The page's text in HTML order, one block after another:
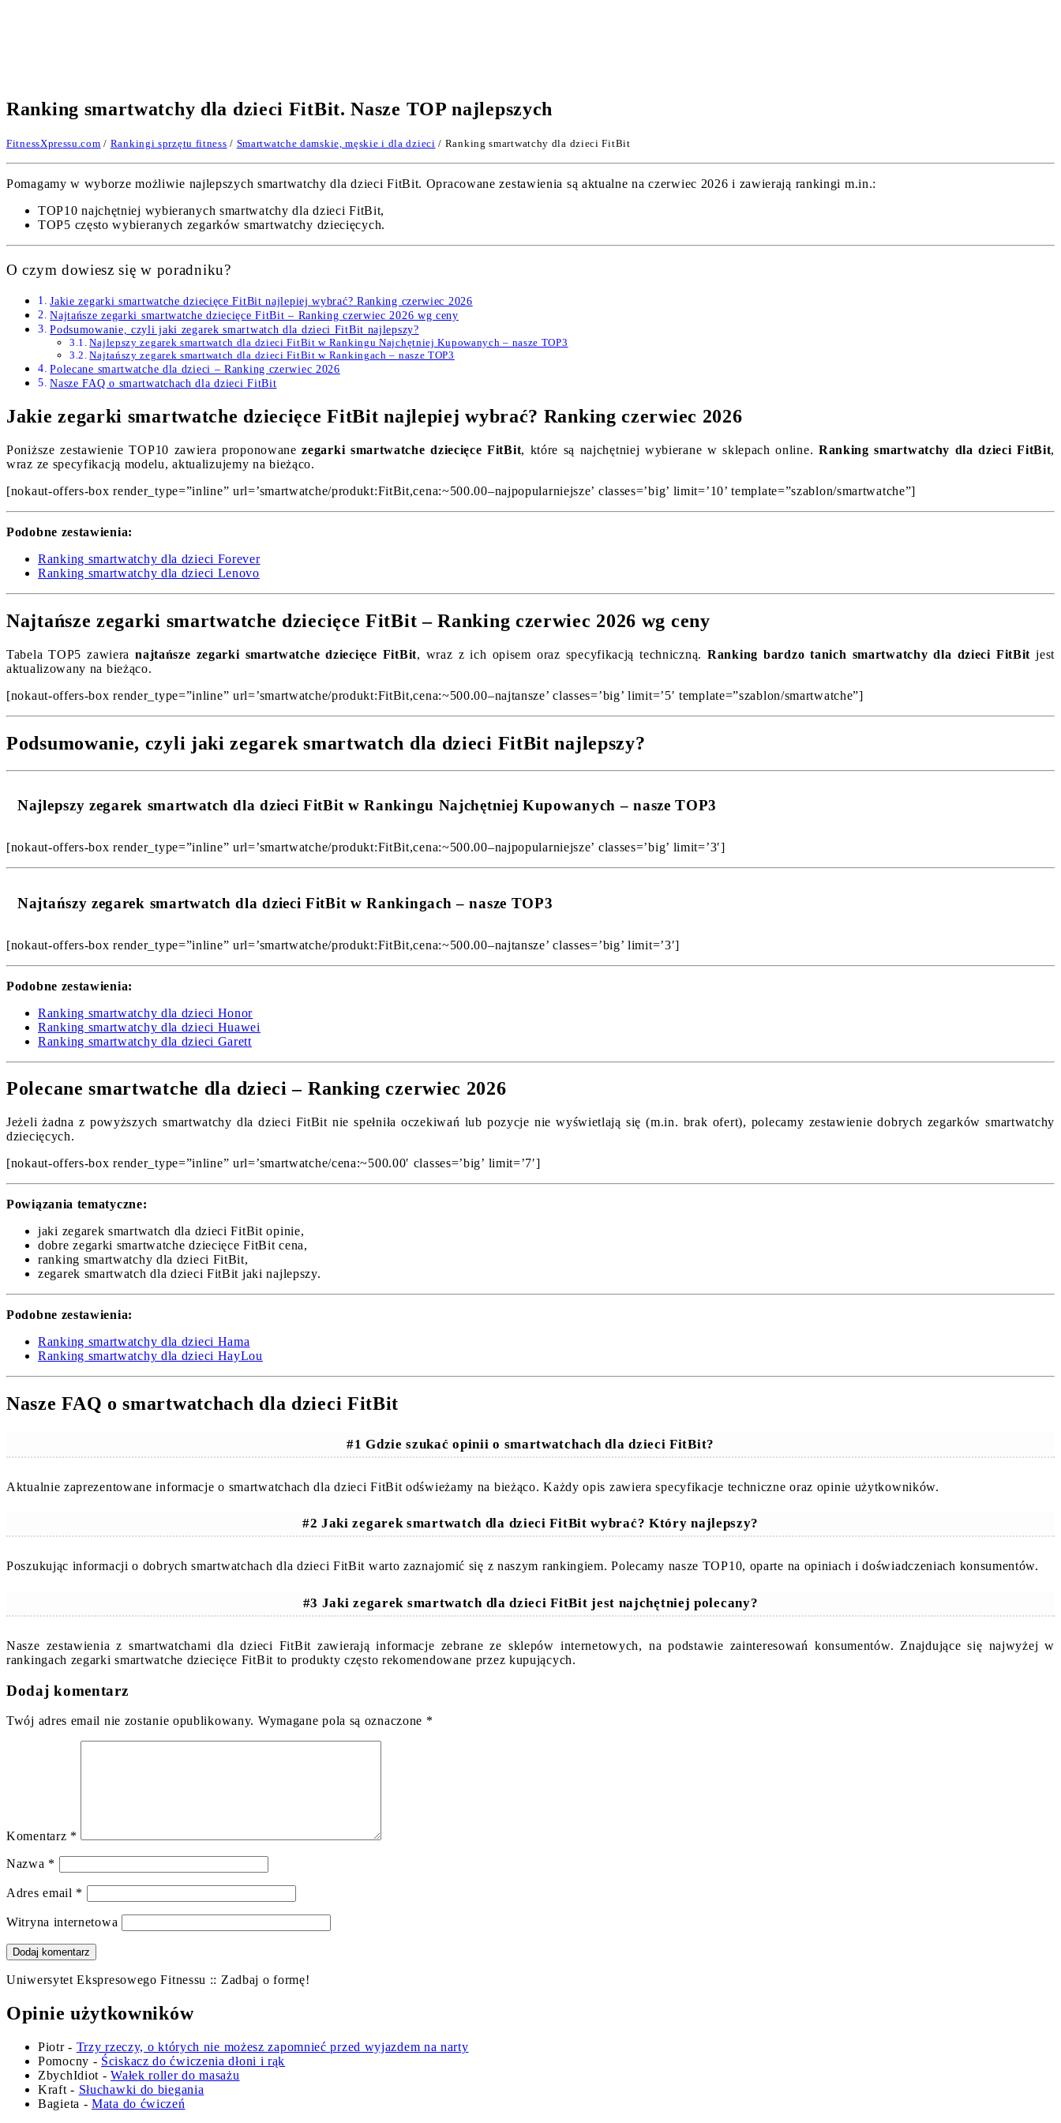
Ranking smartwatchy dla dzieci FitBit. Nasze TOP najlepszych
FitnessXpressu.com / Rankingi sprzętu fitness / Smartwatche damskie, męskie i dla dzieci / Ranking smartwatchy dla dzieci FitBit
Pomagamy w wyborze możliwie najlepszych smartwatchy dla dzieci FitBit. Opracowane zestawienia są aktualne na czerwiec 2026 i zawierają rankingi m.in.:
TOP10 najchętniej wybieranych smartwatchy dla dzieci FitBit,
TOP5 często wybieranych zegarków smartwatchy dziecięcych.
O czym dowiesz się w poradniku?
Jakie zegarki smartwatche dziecięce FitBit najlepiej wybrać? Ranking czerwiec 2026
Najtańsze zegarki smartwatche dziecięce FitBit – Ranking czerwiec 2026 wg ceny
Podsumowanie, czyli jaki zegarek smartwatch dla dzieci FitBit najlepszy?
Najlepszy zegarek smartwatch dla dzieci FitBit w Rankingu Najchętniej Kupowanych – nasze TOP3
Najtańszy zegarek smartwatch dla dzieci FitBit w Rankingach – nasze TOP3
Polecane smartwatche dla dzieci – Ranking czerwiec 2026
Nasze FAQ o smartwatchach dla dzieci FitBit
Jakie zegarki smartwatche dziecięce FitBit najlepiej wybrać? Ranking czerwiec 2026
Poniższe zestawienie TOP10 zawiera proponowanezegarki smartwatche dziecięce FitBit, które są najchętniej wybierane w sklepach online. Ranking smartwatchy dla dzieci FitBit,
wraz ze specyfikacją modelu, aktualizujemy na bieżąco.
[nokaut-offers-box render_type=”inline” url=’smartwatche/produkt:FitBit,cena:~500.00–najpopularniejsze’ classes=’big’ limit=’10’ template=”szablon/smartwatche”]
Podobne zestawienia:
Ranking smartwatchy dla dzieci Forever
Ranking smartwatchy dla dzieci Lenovo
Najtańsze zegarki smartwatche dziecięce FitBit – Ranking czerwiec 2026 wg ceny
Tabela TOP5 zawieranajtańsze zegarki smartwatche dziecięce FitBit, wraz z ich opisem oraz specyfikacją techniczną.Ranking bardzo tanich smartwatchy dla dzieci FitBit jest
aktualizowany na bieżąco.
[nokaut-offers-box render_type=”inline” url=’smartwatche/produkt:FitBit,cena:~500.00–najtansze’ classes=’big’ limit=’5′ template=”szablon/smartwatche”]
Podsumowanie, czyli jaki zegarek smartwatch dla dzieci FitBit najlepszy?
Najlepszy zegarek smartwatch dla dzieci FitBit w Rankingu Najchętniej Kupowanych – nasze TOP3
[nokaut-offers-box render_type=”inline” url=’smartwatche/produkt:FitBit,cena:~500.00–najpopularniejsze’ classes=’big’ limit=’3′]
Najtańszy zegarek smartwatch dla dzieci FitBit w Rankingach – nasze TOP3
[nokaut-offers-box render_type=”inline” url=’smartwatche/produkt:FitBit,cena:~500.00–najtansze’ classes=’big’ limit=’3′]
Podobne zestawienia:
Ranking smartwatchy dla dzieci Honor
Ranking smartwatchy dla dzieci Huawei
Ranking smartwatchy dla dzieci Garett
Polecane smartwatche dla dzieci – Ranking czerwiec 2026
Jeżeli żadna z powyższych smartwatchy dla dzieci FitBit nie spełniła oczekiwań lub pozycje nie wyświetlają się (m.in. brak ofert), polecamy zestawienie dobrych zegarków smartwatchy
dziecięcych.
[nokaut-offers-box render_type=”inline” url=’smartwatche/cena:~500.00′ classes=’big’ limit=’7′]
Powiązania tematyczne:
jaki zegarek smartwatch dla dzieci FitBit opinie,
dobre zegarki smartwatche dziecięce FitBit cena,
ranking smartwatchy dla dzieci FitBit,
zegarek smartwatch dla dzieci FitBit jaki najlepszy.
Podobne zestawienia:
Ranking smartwatchy dla dzieci Hama
Ranking smartwatchy dla dzieci HayLou
Nasze FAQ o smartwatchach dla dzieci FitBit
#1 Gdzie szukać opinii o smartwatchach dla dzieci FitBit?
Aktualnie zaprezentowane informacje o smartwatchach dla dzieci FitBit odświeżamy na bieżąco. Każdy opis zawiera specyfikacje techniczne oraz opinie użytkowników.
#2 Jaki zegarek smartwatch dla dzieci FitBit wybrać? Który najlepszy?
Poszukując informacji o dobrych smartwatchach dla dzieci FitBit warto zaznajomić się z naszym rankingiem. Polecamy nasze TOP10, oparte na opiniach i doświadczeniach konsumentów.
#3 Jaki zegarek smartwatch dla dzieci FitBit jest najchętniej polecany?
Nasze zestawienia z smartwatchami dla dzieci FitBit zawierają informacje zebrane ze sklepów internetowych, na podstawie zainteresowań konsumentów. Znajdujące się najwyżej w
rankingach zegarki smartwatche dziecięce FitBit to produkty często rekomendowane przez kupujących.
Dodaj komentarz
Twój adres email nie zostanie opublikowany. Wymagane pola są oznaczone *
Komentarz *
Nazwa *
Adres email *
Witryna internetowa
Uniwersytet Ekspresowego Fitnessu :: Zadbaj o formę!
Opinie użytkowników
Piotr- Trzy rzeczy, o których nie możesz zapomnieć przed wyjazdem na narty
Pomocny - Ściskacz do ćwiczenia dłoni i rąk
ZbychIdiot -Wałek roller do masażu
Kraft - Słuchawki do biegania
Bagieta -Mata do ćwiczeń